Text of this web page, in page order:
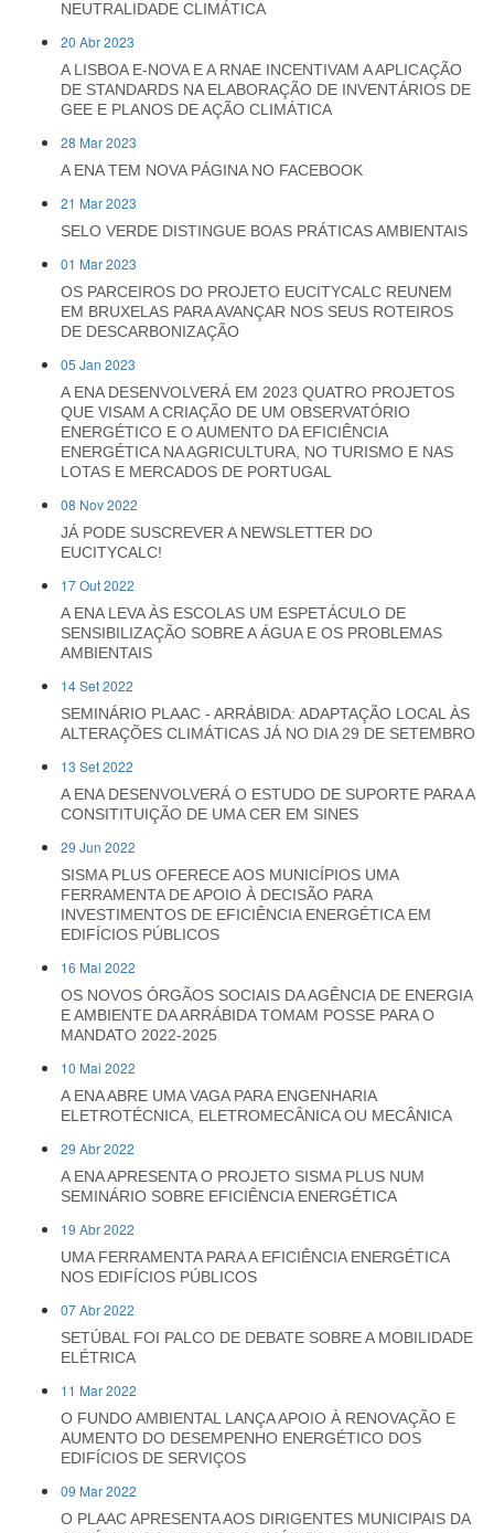
NEUTRALIDADE CLIMÁTICA
20 Abr 2023
A LISBOA E-NOVA E A RNAE INCENTIVAM A APLICAÇÃO
DE STANDARDS NA ELABORAÇÃO DE INVENTÁRIOS DE
GEE E PLANOS DE AÇÃO CLIMÁTICA
28 Mar 2023
A ENA TEM NOVA PÁGINA NO FACEBOOK
21 Mar 2023
SELO VERDE DISTINGUE BOAS PRÁTICAS AMBIENTAIS
01 Mar 2023
OS PARCEIROS DO PROJETO EUCITYCALC REUNEM
EM BRUXELAS PARA AVANÇAR NOS SEUS ROTEIROS
DE DESCARBONIZAÇÃO
05 Jan 2023
A ENA DESENVOLVERÁ EM 2023 QUATRO PROJETOS
QUE VISAM A CRIAÇÃO DE UM OBSERVATÓRIO
ENERGÉTICO E O AUMENTO DA EFICIÊNCIA
ENERGÉTICA NA AGRICULTURA, NO TURISMO E NAS
LOTAS E MERCADOS DE PORTUGAL
08 Nov 2022
JÁ PODE SUSCREVER A NEWSLETTER DO
EUCITYCALC!
17 Out 2022
A ENA LEVA ÀS ESCOLAS UM ESPETÁCULO DE
SENSIBILIZAÇÃO SOBRE A ÁGUA E OS PROBLEMAS
AMBIENTAIS
14 Set 2022
SEMINÁRIO PLAAC - ARRÁBIDA: ADAPTAÇÃO LOCAL ÀS
ALTERAÇÕES CLIMÁTICAS JÁ NO DIA 29 DE SETEMBRO
13 Set 2022
A ENA DESENVOLVERÁ O ESTUDO DE SUPORTE PARA A
CONSITITUIÇÃO DE UMA CER EM SINES
29 Jun 2022
SISMA PLUS OFERECE AOS MUNICÍPIOS UMA
FERRAMENTA DE APOIO À DECISÃO PARA
INVESTIMENTOS DE EFICIÊNCIA ENERGÉTICA EM
EDIFÍCIOS PÚBLICOS
16 Mai 2022
OS NOVOS ÓRGÃOS SOCIAIS DA AGÊNCIA DE ENERGIA
E AMBIENTE DA ARRÁBIDA TOMAM POSSE PARA O
MANDATO 2022-2025
10 Mai 2022
A ENA ABRE UMA VAGA PARA ENGENHARIA
ELETROTÉCNICA, ELETROMECÂNICA OU MECÂNICA
29 Abr 2022
A ENA APRESENTA O PROJETO SISMA PLUS NUM
SEMINÁRIO SOBRE EFICIÊNCIA ENERGÉTICA
19 Abr 2022
UMA FERRAMENTA PARA A EFICIÊNCIA ENERGÉTICA
NOS EDIFÍCIOS PÚBLICOS
07 Abr 2022
SETÚBAL FOI PALCO DE DEBATE SOBRE A MOBILIDADE
ELÉTRICA
11 Mar 2022
O FUNDO AMBIENTAL LANÇA APOIO À RENOVAÇÃO E
AUMENTO DO DESEMPENHO ENERGÉTICO DOS
EDIFÍCIOS DE SERVIÇOS
09 Mar 2022
O PLAAC APRESENTA AOS DIRIGENTES MUNICIPAIS DA